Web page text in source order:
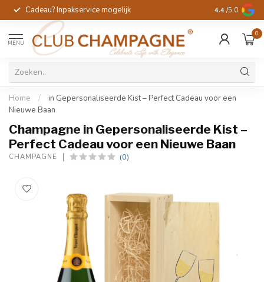
Cadeau? Inpakservice mogelijk Gratis
4.4 /5.0
MENU
0
Home /
in Gepersonaliseerde Kist – Perfect Cadeau voor een
Nieuwe Baan
Champagne in Gepersonaliseerde Kist –
Perfect Cadeau voor een Nieuwe Baan
CHAMPAGNE (0)